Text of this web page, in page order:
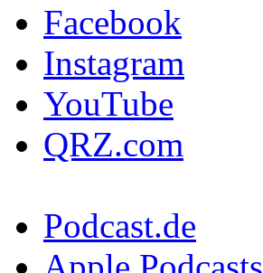
Facebook
Instagram
YouTube
QRZ.com
Podcast.de